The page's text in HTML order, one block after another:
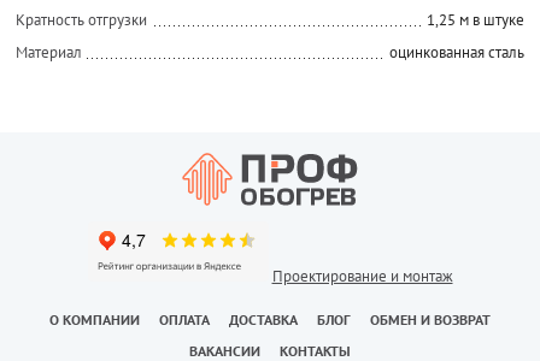
Кратность отгрузки
1,25 м в штуке
Материал
оцинкованная сталь
Проектирование и монтаж
О КОМПАНИИ ОПЛАТА ДОСТАВКА БЛОГ
ОБМЕН И ВОЗВРАТ
ВАКАНСИИ
КОНТАКТЫ